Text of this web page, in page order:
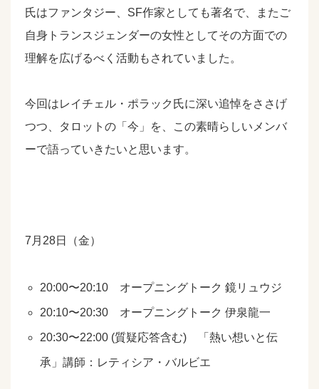
氏はファンタジー、SF作家としても著名で、またご
自身トランスジェンダーの女性としてその方面での
理解を広げるべく活動もされていました。
今回はレイチェル・ポラック氏に深い追悼をささげ
つつ、タロットの「今」を、この素晴らしいメンバ
ーで語っていきたいと思います。
7月28日（金）
20:00〜20:10 オープニングトーク 鏡リュウジ
20:10〜20:30 オープニングトーク 伊泉龍一
20:30〜22:00 (質疑応答含む) 「熱い想いと伝
承」講師：レティシア・バルビエ